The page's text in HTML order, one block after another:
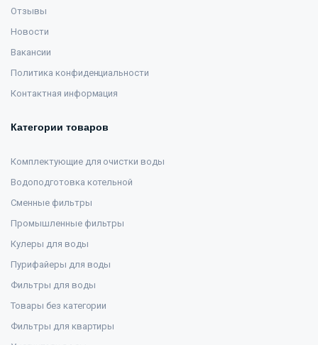
Отзывы
Новости
Вакансии
Политика конфиденциальности
Контактная информация
Категории товаров
Комплектующие для очистки воды
Водоподготовка котельной
Сменные фильтры
Промышленные фильтры
Кулеры для воды
Пурифайеры для воды
Фильтры для воды
Товары без категории
Фильтры для квартиры